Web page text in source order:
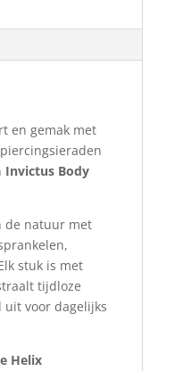
en gemak met
Invictus Body
de natuur met
stuk is met
tijdloze
voor dagelijks
Helix